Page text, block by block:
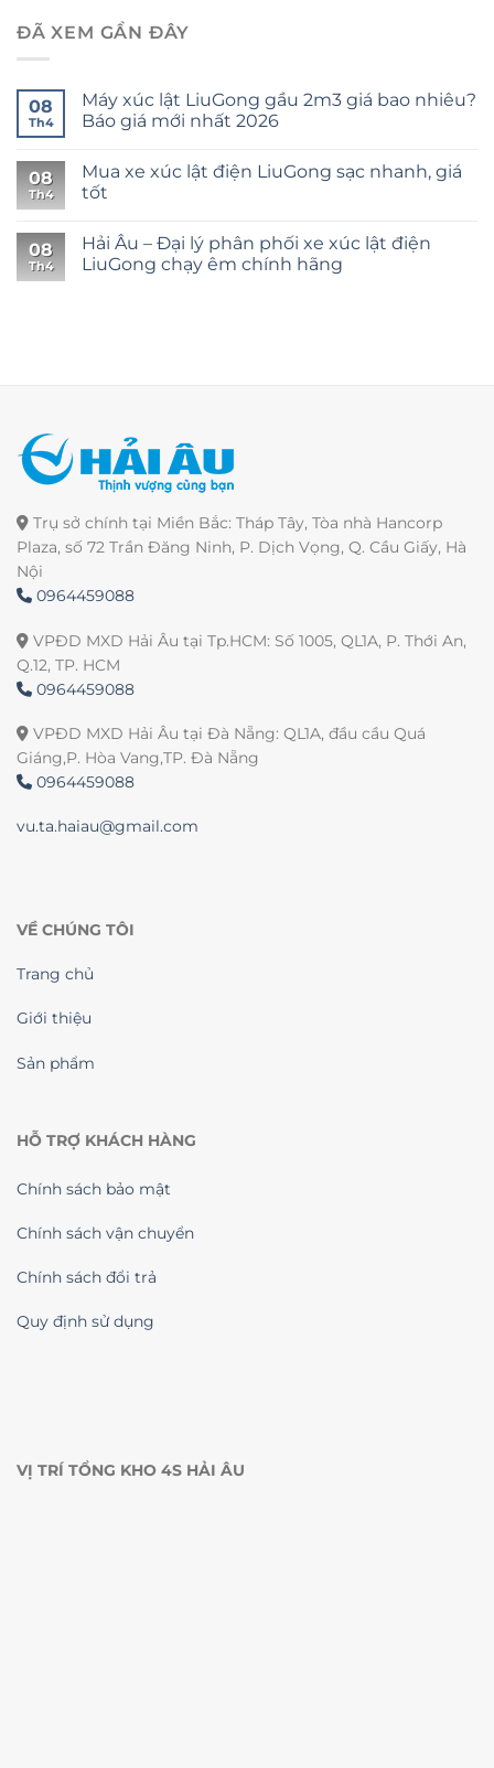
ĐÃ XEM GẦN ĐÂY
08
Th4
Máy xúc lật LiuGong gầu 2m3 giá bao nhiêu?
Báo giá mới nhất 2026
08
Th4
Mua xe xúc lật điện LiuGong sạc nhanh, giá
tốt
08
Th4
Hải Âu – Đại lý phân phối xe xúc lật điện
LiuGong chạy êm chính hãng
Trụ sở chính tại Miền Bắc: Tháp Tây, Tòa nhà Hancorp
Plaza, số 72 Trần Đăng Ninh, P. Dịch Vọng, Q. Cầu Giấy, Hà
Nội
0964459088
VPĐD MXD Hải Âu tại Tp.HCM: Số 1005, QL1A, P. Thới An,
Q.12, TP. HCM
0964459088
VPĐD MXD Hải Âu tại Đà Nẵng: QL1A, đầu cầu Quá
Giáng,P. Hòa Vang,TP. Đà Nẵng
0964459088
vu.ta.haiau@gmail.com
VỀ CHÚNG TÔI
Trang chủ
Giới thiệu
Sản phẩm
HỖ TRỢ KHÁCH HÀNG
Chính sách bảo mật
Chính sách vận chuyển
Chính sách đổi trả
Quy định sử dụng
VỊ TRÍ TỔNG KHO 4S HẢI ÂU